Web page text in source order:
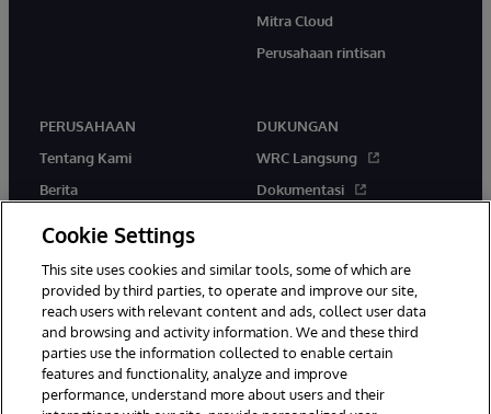
Mitra Cloud
Perusahaan rintisan
PERUSAHAAN
Tentang Kami
Berita
DUKUNGAN
WRC Langsung
Dokumentasi
© 1996-2026 InterSystems Corporation, Boston, MA. Hak Cipta
Cookie Settings
This site uses cookies and similar tools, some of which are
provided by third parties, to operate and improve our site,
reach users with relevant content and ads, collect user data
and browsing and activity information. We and these third
parties use the information collected to enable certain
features and functionality, analyze and improve
performance, understand more about users and their